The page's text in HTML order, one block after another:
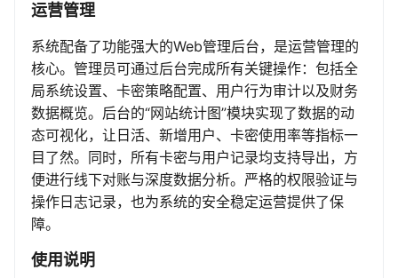
运营管理
系统配备了功能强大的Web管理后台，是运营管理的
核心。管理员可通过后台完成所有关键操作：包括全
局系统设置、卡密策略配置、用户行为审计以及财务
数据概览。后台的“网站统计图”模块实现了数据的动
态可视化，让日活、新增用户、卡密使用率等指标一
目了然。同时，所有卡密与用户记录均支持导出，方
便进行线下对账与深度数据分析。严格的权限验证与
操作日志记录，也为系统的安全稳定运营提供了保
障。
使用说明